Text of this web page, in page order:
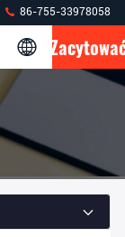
86-755-33978058